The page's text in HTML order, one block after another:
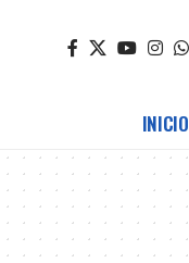
INICIO